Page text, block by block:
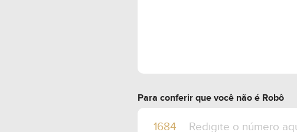
Para conferir que você não é Robô